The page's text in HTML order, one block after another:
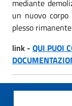
mediante
un nuovo
plesso
link - QUI PUOI